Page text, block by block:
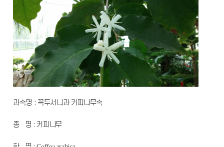
과속명 : 꼭두서니과 커피나무속
종 명 : 커피나무